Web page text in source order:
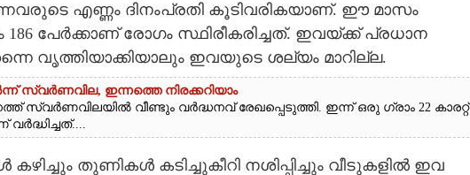
എണ്ണം ദിനംപ്രതി കൂടിവരികയാണ്. ഈ മാസം
പേർക്കാണ് രോഗം സ്ഥിരീകരിച്ചത്. ഇവയ്ക്ക് പ്രധാന
വൃത്തിയാക്കിയാലും ഇവയുടെ ശല്യം മാറില്ല.
സ്വർണവില, ഇന്നത്തെ നിരക്കറിയാം
സ്വർണവിലയിൽ വീണ്ടും വർദ്ധനവ് രേഖപ്പെടുത്തി. ഇന്ന് ഒരു ഗ്രാം 22 കാരറ്റ്
തുണികൾ കടിച്ചുകീറി നശിപ്പിച്ചും വീടുകളിൽ ഇവ